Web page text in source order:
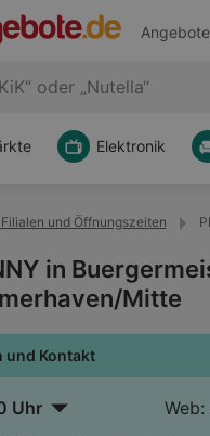
Elektronik
und Öffnungszeiten
in
Mitte
und Kontakt
Uhr Web: